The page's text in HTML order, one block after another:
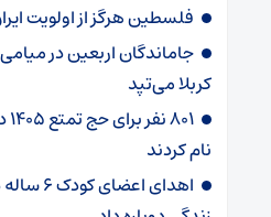
فلسطین هرگز از اولویت
جاماندگان اربعین در
کربلا می‌تپد
نام کردند